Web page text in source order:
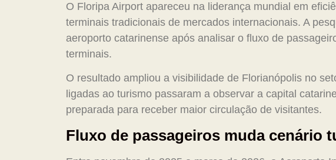
O Floripa Airport apareceu na liderança mundial em
terminais tradicionais de mercados internacionais. A
aeroporto catarinense após analisar o fluxo de
terminais.
O resultado ampliou a visibilidade de Florianópolis no
ligadas ao turismo passaram a observar a capital
preparada para receber maior circulação de visitantes.
Fluxo de passageiros muda cenário